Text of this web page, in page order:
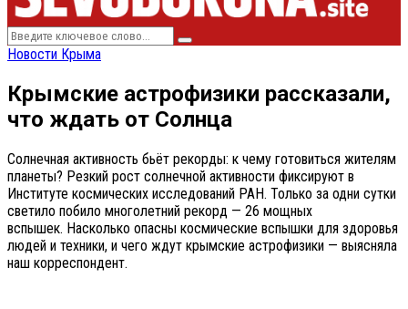
Search
for:
Search
Новости Крыма
Крымские астрофизики рассказали,
что ждать от Солнца
Солнечная активность бьёт рекорды: к чему готовиться жителям
планеты? Резкий рост солнечной активности фиксируют в
Институте космических исследований РАН. Только за одни сутки
светило побило многолетний рекорд — 26 мощных
вспышек. Насколько опасны космические вспышки для здоровья
людей и техники, и чего ждут крымские астрофизики — выясняла
наш корреспондент.